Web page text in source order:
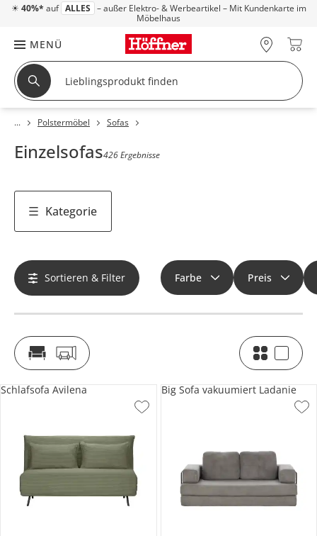
☀ 40%* auf ALLES – außer Elektro- & Werbeartikel – Mit Kundenkarte im
Möbelhaus
MENÜ
Polstermöbel Sofas
Einzelsofas426 Ergebnisse
Kategorie
Sortieren & Filter Farbe Preis
Schlafsofa Avilena Big Sofa vakuumiert Ladanie